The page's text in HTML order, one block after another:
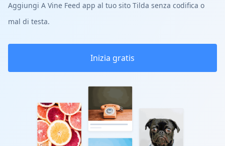
Aggiungi A Vine Feed app al tuo sito Tilda senza codifica o
mal di testa.
Inizia gratis